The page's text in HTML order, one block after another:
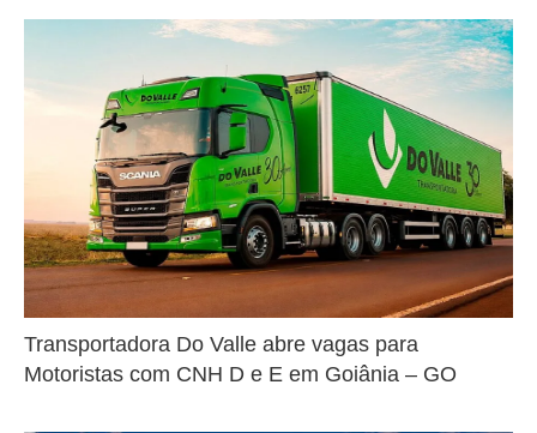
Transportadora Do Valle abre vagas para
Motoristas com CNH D e E em Goiânia – GO